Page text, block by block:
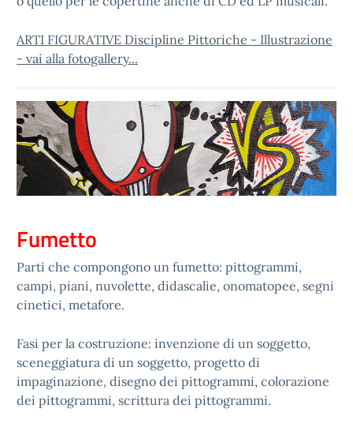
ARTI FIGURATIVE Discipline Pittoriche - Illustrazione
- vai alla fotogallery...
Fumetto
Parti che compongono un fumetto: pittogrammi,
campi, piani, nuvolette, didascalie, onomatopee, segni
cinetici, metafore.
Fasi per la costruzione: invenzione di un soggetto,
sceneggiatura di un soggetto, progetto di
impaginazione, disegno dei pittogrammi, colorazione
dei pittogrammi, scrittura dei pittogrammi.